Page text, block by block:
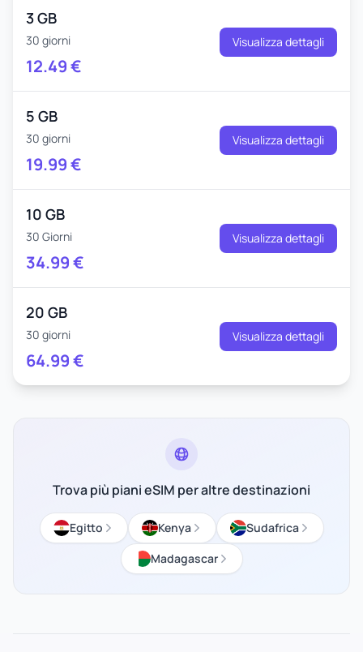
3 GB
30 giorni
12.49€
Visualizza dettagli
5 GB
30 giorni
19.99€
Visualizza dettagli
10 GB
30 Giorni
34.99€
Visualizza dettagli
20 GB
30 giorni
64.99€
Visualizza dettagli
Trova più piani eSIM per altre destinazioni
Egitto Kenya
Sudafrica
Madagascar